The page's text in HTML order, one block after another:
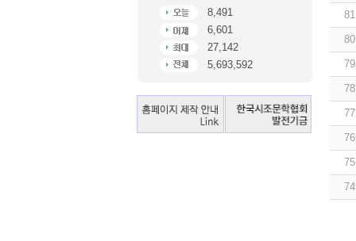
8,491
6,601
27,142
5,693,592
81
80
79
78
77
76
75
74